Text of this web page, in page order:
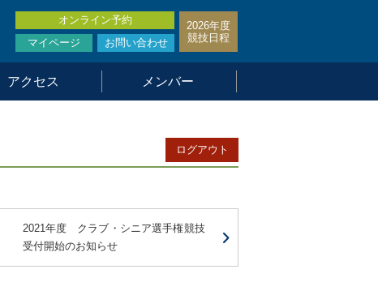
2026年度
競技日程
オンライン予約
マイページ
お問い合わせ
アクセス メンバー
ログアウト
2021年度 クラブ・シニア選手権競技
受付開始のお知らせ